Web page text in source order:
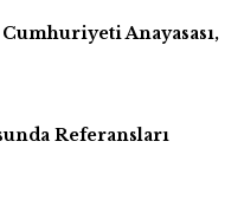
Anayasası,
Referansları